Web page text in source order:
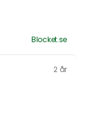
Blocket.se
2 år